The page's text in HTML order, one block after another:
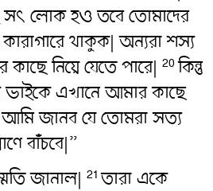
সৎ‌ লোক হও তবে তোমাদের
থাকুক| অন্যরা শস্য
নিয়ে যেতে পারে| 20কিন্তু
এখানে আমার কাছে
জানব যে তোমরা সত্য
বাঁচবে|”
জানাল| 21তারা একে